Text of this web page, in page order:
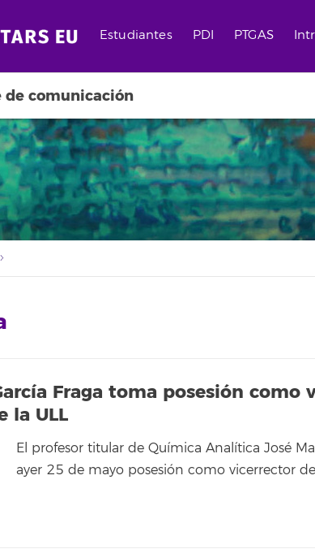
Estudiantes PDI PTGAS
de comunicación
Fraga toma posesión como
la ULL
El profesor titular de Química Analítica José
ayer 25 de mayo posesión como vicerrector